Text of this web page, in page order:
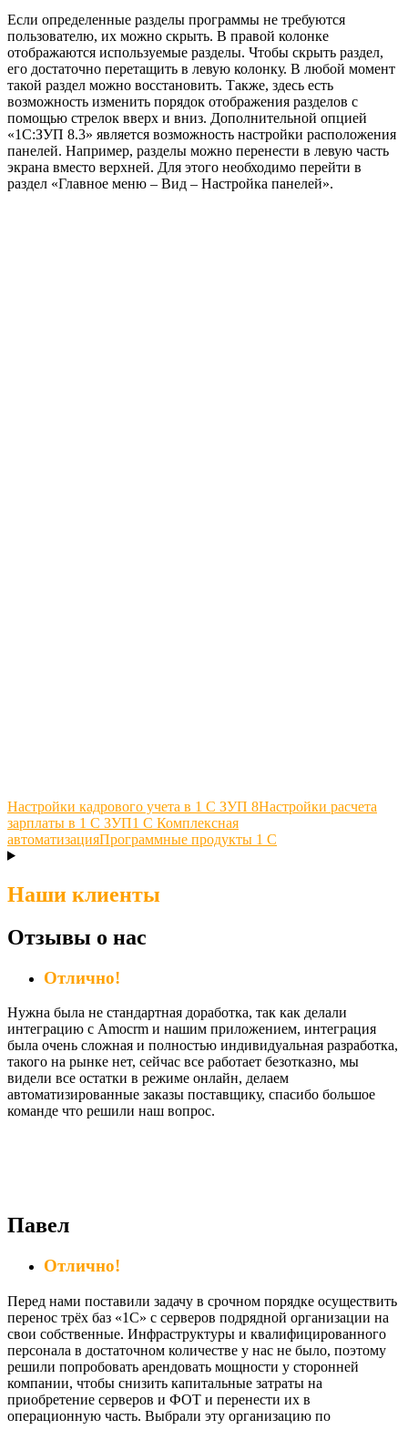
Если определенные разделы программы не требуются
пользователю, их можно скрыть. В правой колонке
отображаются используемые разделы. Чтобы скрыть раздел,
его достаточно перетащить в левую колонку. В любой момент
такой раздел можно восстановить. Также, здесь есть
возможность изменить порядок отображения разделов с
помощью стрелок вверх и вниз. Дополнительной опцией
«1С:ЗУП 8.3» является возможность настройки расположения
панелей. Например, разделы можно перенести в левую часть
экрана вместо верхней. Для этого необходимо перейти в
раздел «Главное меню – Вид – Настройка панелей».
Настройки кадрового учета в 1 С ЗУП 8Настройки расчета
зарплаты в 1 С ЗУП1 С Комплексная
автоматизацияПрограммные продукты 1 С
Наши клиенты
Отзывы о нас
Отлично!
Нужна была не стандартная доработка, так как делали
интеграцию с Amocrm и нашим приложением, интеграция
была очень сложная и полностью индивидуальная разработка,
такого на рынке нет, сейчас все работает безотказно, мы
видели все остатки в режиме онлайн, делаем
автоматизированные заказы поставщику, спасибо большое
команде что решили наш вопрос.
Павел
Отлично!
Перед нами поставили задачу в срочном порядке осуществить
перенос трёх баз «1С» с серверов подрядной организации на
свои собственные. Инфраструктуры и квалифицированного
персонала в достаточном количестве у нас не было, поэтому
решили попробовать арендовать мощности у сторонней
компании, чтобы снизить капитальные затраты на
приобретение серверов и ФОТ и перенести их в
операционную часть. Выбрали эту организацию по